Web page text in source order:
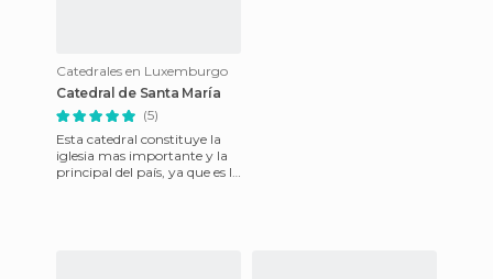
Catedrales en Luxemburgo
Catedral de Santa María
(5)
Esta catedral constituye la
iglesia mas importante y la
principal del país, ya que es la